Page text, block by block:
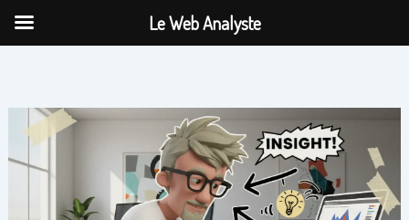
Aller
Le Web Analyste